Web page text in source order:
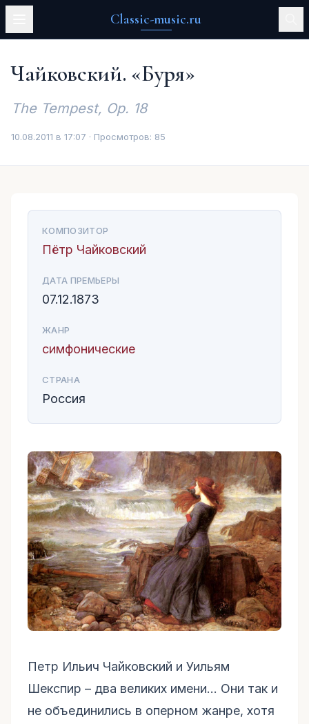
Classic-music.ru
Чайковский. «Буря»
The Tempest, Op. 18
10.08.2011 в 17:07 · Просмотров: 85
КОМПОЗИТОР
Пётр Чайковский
ДАТА ПРЕМЬЕРЫ
07.12.1873
ЖАНР
симфонические
СТРАНА
Россия
Петр Ильич Чайковский и Уильям
Шекспир – два великих имени… Они так и
не объединились в оперном жанре, хотя